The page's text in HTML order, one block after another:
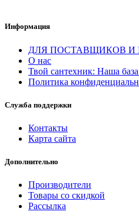
Информация
ДЛЯ ПОСТАВЩИКОВ И
О нас
Твой сантехник: Наша
Политика
Служба поддержки
Контакты
Карта сайта
Дополнительно
Производители
Товары со скидкой
Рассылка